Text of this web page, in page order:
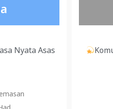
Nyata Asas